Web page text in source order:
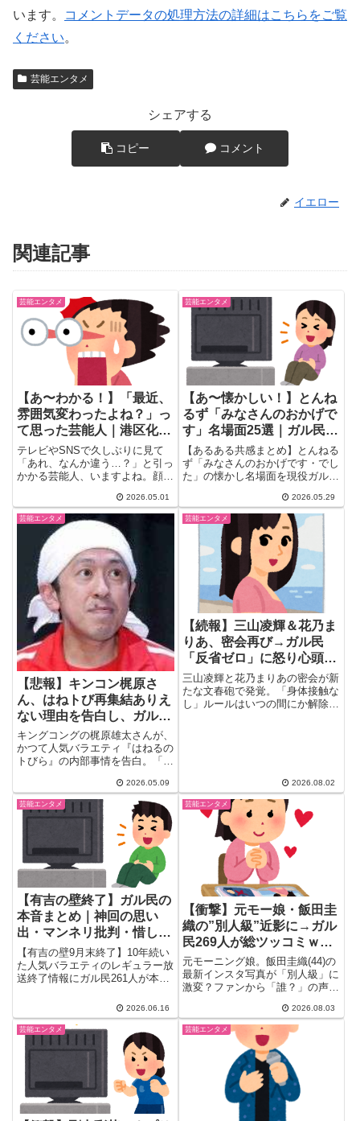
います。
コメントデータの処理方法の詳細はこちらをご覧
ください。
芸能エンタメ
シェアする
コピー コメント
イエロー
関連記事
芸能エンタメ
【あ〜わかる！】「最近、
雰囲気変わったよね？」っ
て思った芸能人｜港区化・
小顔化・〝注入感〟…ガル
民の観察眼が鋭すぎる
テレビやSNSで久しぶりに見て
「あれ、なんか違う…？」と引っ
かかる芸能人、いますよね。顔そ
2026.05.01
芸能エンタメ
【あ〜懐かしい！】とんね
るず「みなさんのおかげで
す」名場面25選｜ガル民が
語る90年代テレビ黄金期
【あるある共感まとめ】とんねる
ず「みなさんのおかげです・でし
た」の懐かし名場面を現役ガル民
い王・矢島工務店・野猿の衝撃デ
ビュー…アラフォー〜50代女性
が懐かしすぎて涙が出ると絶賛。
90年代テレビ黄金期の記憶25
選。
2026.05.29
芸能エンタメ
【悲報】キンコン梶原さ
ん、はねトび再集結ありえ
ない理由を告白し、ガルち
ゃんで炎上ｗｗｗｗｗｗｗ
ｗｗｗｗｗｗｗｗｗｗ
キングコングの梶原雄太さんが、
かつて人気バラエティ『はねるの
トびら』の内部事情を告白。「一
2026.05.09
芸能エンタメ
【続報】三山凌輝＆花乃ま
りあ、密会再び→ガル民
「反省ゼロ」に怒り心頭ｗ
ｗｗ
三山凌輝と花乃まりあの密会が新
たな文春砲で発覚。「身体接触な
し」ルールはいつの間にか解除さ
2026.08.02
芸能エンタメ
【有吉の壁終了】ガル民の
本音まとめ｜神回の思い
出・マンネリ批判・惜しむ
声
【有吉の壁9月末終了】10年続い
た人気バラエティのレギュラー放
送終了情報にガル民261人が本音
た」「シソンヌ目当てで見てた」
「マンネリ化で最近見てない」
「若手に枠を譲るべき」など、賛
否両論の声を徹底まとめ。
2026.06.16
芸能エンタメ
【衝撃】元モー娘・飯田圭
織の”別人級”近影に→ガル
民269人が総ツッコミｗｗ
ｗ
元モーニング娘。飯田圭織(44)の
最新インスタ写真が「別人級」に
激変？ファンから「誰？」の声が
か整形か大論争に発展。伝説の
「バスツアー事件」まで令和にな
って蒸し返される珍展開に、ガル
民も総ツッコミの嵐となってい
2026.08.03
芸能エンタメ 芸能エンタメ